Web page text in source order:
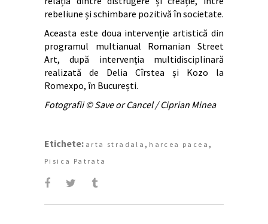
rebeliune și schimbare pozitivă în societate.
Aceasta este doua intervenție artistică din
programul multianual Romanian Street
Art, după intervenția multidisciplinară
realizată de Delia Cîrstea și Kozo la
Romexpo, în București.
Fotografii © Save or Cancel / Ciprian Minea
Etichete: arta stradala , harcea pacea ,
Pisica Patrata